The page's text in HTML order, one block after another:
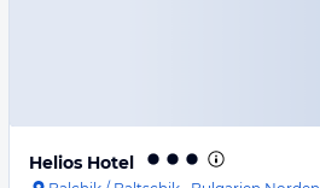
Helios Hotel